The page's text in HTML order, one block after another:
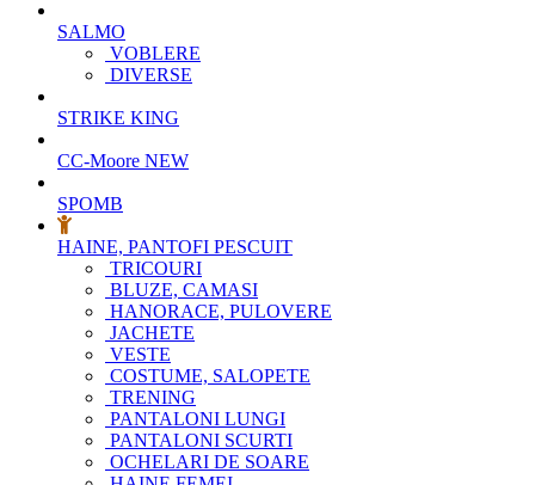
SALMO
VOBLERE
DIVERSE
STRIKE KING
CC-Moore NEW
SPOMB
HAINE, PANTOFI PESCUIT
TRICOURI
BLUZE, CAMASI
HANORACE, PULOVERE
JACHETE
VESTE
COSTUME, SALOPETE
TRENING
PANTALONI LUNGI
PANTALONI SCURTI
OCHELARI DE SOARE